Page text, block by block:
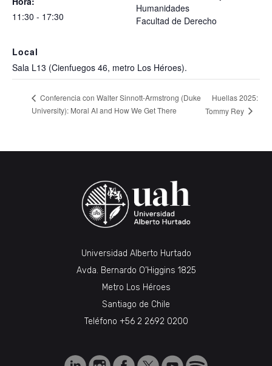
11:30 - 17:30
Humanidades
Facultad de Derecho
Local
Sala L13 (Cienfuegos 46, metro Los Héroes).
Conferencia con Walter Sinnott-Armstrong (Duke
University): Moral AI and How We Get There
Huellas 2025:
Tommy Rey
Universidad Alberto Hurtado
Avda. Bernardo O’Higgins 1825
Metro Los Héroes
Santiago de Chile
Teléfono +56 2 2692 0200